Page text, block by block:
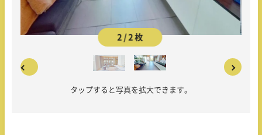
2 / 2 枚
タップすると写真を拡大できます。